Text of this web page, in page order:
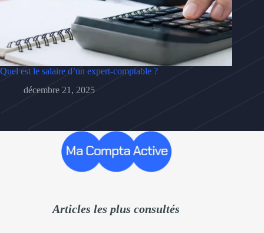
Quel est le salaire d’un expert-comptable ?
décembre 21, 2025
Articles les plus consultés